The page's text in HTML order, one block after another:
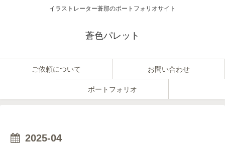
イラストレーター蒼那のポートフォリオサイト
蒼色パレット
ご依頼について お問い合わせ
ポートフォリオ
2025-04